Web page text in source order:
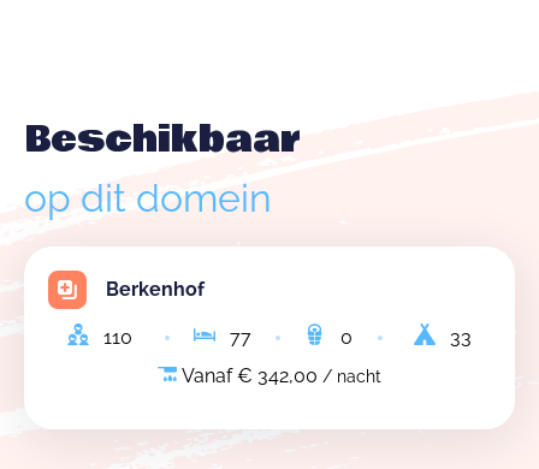
Beschikbaar
op dit domein
Berkenhof
110 77 0
33
Vanaf € 342,00 / nacht